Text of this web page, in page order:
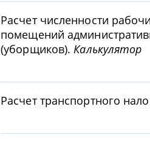
Расчет численности
помещений
(уборщиков).Калькулятор
Расчет транспортного